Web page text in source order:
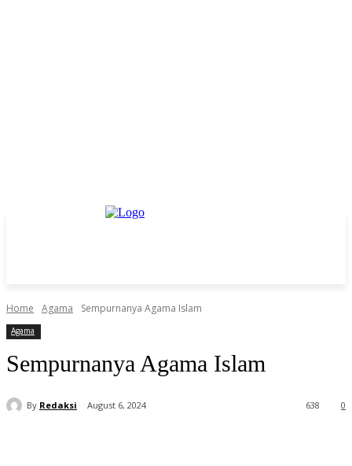
Home Agama Sempurnanya Agama Islam⁣
Agama
Sempurnanya Agama Islam⁣
By Redaksi August 6, 2024 0
638